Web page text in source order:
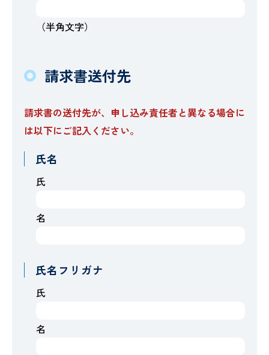
（半角文字）
請求書送付先
請求書の送付先が、申し込み責任者と異なる場合に
は以下にご記入ください。
氏名
氏
名
氏名フリガナ
氏
名